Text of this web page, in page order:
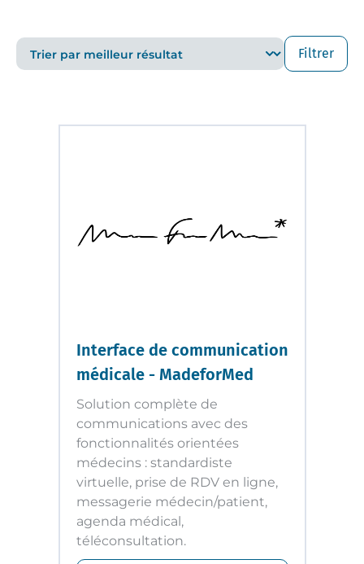
Filtrer
Interface de communication
médicale - MadeforMed
Solution complète de
communications avec des
fonctionnalités orientées
médecins : standardiste
virtuelle, prise de RDV en ligne,
messagerie médecin/patient,
agenda médical,
téléconsultation.